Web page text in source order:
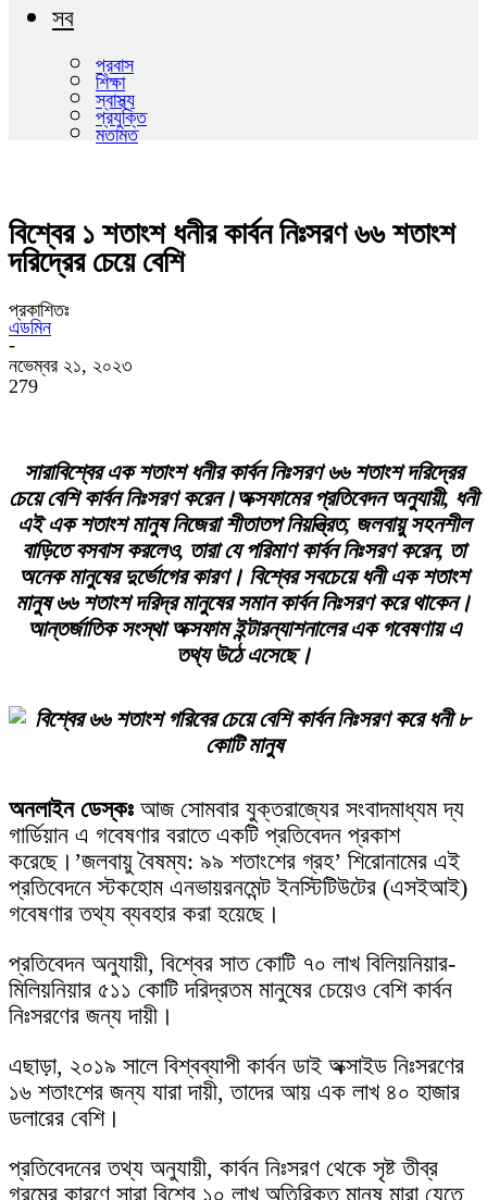
সব
প্রবাস
শিক্ষা
স্বাস্থ্য
প্রযুক্তি
মতামত
বিশ্বের ১ শতাংশ ধনীর কার্বন নিঃসরণ ৬৬ শতাংশ
দরিদ্রের চেয়ে বেশি
প্রকাশিতঃ
এডমিন
-
নভেম্বর ২১, ২০২৩
279
সারাবিশ্বের এক শতাংশ ধনীর কার্বন নিঃসরণ ৬৬ শতাংশ দরিদ্রের
চেয়ে বেশি কার্বন নিঃসরণ করেন।অক্সফামের প্রতিবেদন অনুযায়ী, ধনী
এই এক শতাংশ মানুষ নিজেরা শীতাতপ নিয়ন্ত্রিত, জলবায়ু সহনশীল
বাড়িতে বসবাস করলেও, তারা যে পরিমাণ কার্বন নিঃসরণ করেন, তা
অনেক মানুষের দুর্ভোগের কারণ। বিশ্বের সবচেয়ে ধনী এক শতাংশ
মানুষ ৬৬ শতাংশ দরিদ্র মানুষের সমান কার্বন নিঃসরণ করে থাকেন।
আন্তর্জাতিক সংস্থা অক্সফাম ইন্টারন্যাশনালের এক গবেষণায় এ
তথ্য উঠে এসেছে।
অনলাইন ডেস্কঃ আজ সোমবার যুক্তরাজ্যের সংবাদমাধ্যম দ্য
গার্ডিয়ান এ গবেষণার বরাতে একটি প্রতিবেদন প্রকাশ
করেছে।’জলবায়ু বৈষম্য: ৯৯ শতাংশের গ্রহ’ শিরোনামের এই
প্রতিবেদনে স্টকহোম এনভায়রনমেন্ট ইনস্টিটিউটের (এসইআই)
গবেষণার তথ্য ব্যবহার করা হয়েছে।
প্রতিবেদন অনুযায়ী, বিশ্বের সাত কোটি ৭০ লাখ বিলিয়নিয়ার-
মিলিয়নিয়ার ৫১১ কোটি দরিদ্রতম মানুষের চেয়েও বেশি কার্বন
নিঃসরণের জন্য দায়ী।
এছাড়া, ২০১৯ সালে বিশ্বব্যাপী কার্বন ডাই অক্সাইড নিঃসরণের
১৬ শতাংশের জন্য যারা দায়ী, তাদের আয় এক লাখ ৪০ হাজার
ডলারের বেশি।
প্রতিবেদনের তথ্য অনুযায়ী, কার্বন নিঃসরণ থেকে সৃষ্ট তীব্র
গরমের কারণে সারা বিশ্বে ১০ লাখ অতিরিক্ত মানুষ মারা যেতে